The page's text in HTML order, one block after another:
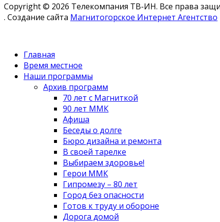
Copyright © 2026 Телекомпания ТВ-ИН. Все права
. Создание сайта Магнитогорское Интернет Агентство
Главная
Время местное
Наши программы
Архив программ
70 лет с Магниткой
90 лет ММК
Афиша
Беседы о долге
Бюро дизайна и ремонта
В своей тарелке
Выбираем здоровье!
Герои ММК
Гипромезу – 80 лет
Город без опасности
Готов к труду и обороне
Дорога домой